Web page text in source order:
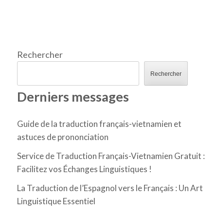
Rechercher
Rechercher
Derniers messages
Guide de la traduction français-vietnamien et
astuces de prononciation
Service de Traduction Français-Vietnamien Gratuit :
Facilitez vos Échanges Linguistiques !
La Traduction de l’Espagnol vers le Français : Un Art
Linguistique Essentiel